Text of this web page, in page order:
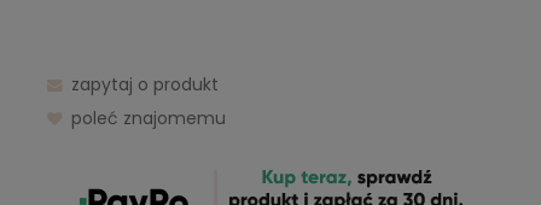
zapytaj o produkt
poleć znajomemu